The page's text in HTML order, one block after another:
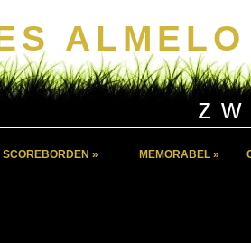
SCOREBORDEN » MEMORABEL »